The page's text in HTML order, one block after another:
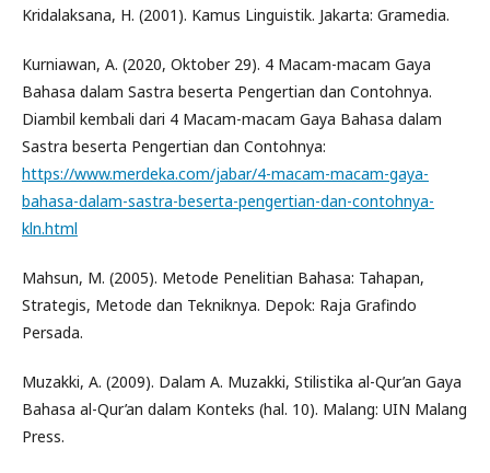
Kridalaksana, H. (2001). Kamus Linguistik. Jakarta: Gramedia.
Kurniawan, A. (2020, Oktober 29). 4 Macam-macam Gaya
Bahasa dalam Sastra beserta Pengertian dan Contohnya.
Diambil kembali dari 4 Macam-macam Gaya Bahasa dalam
Sastra beserta Pengertian dan Contohnya:
https://www.merdeka.com/jabar/4-macam-macam-gaya-
bahasa-dalam-sastra-beserta-pengertian-dan-contohnya-
kln.html
Mahsun, M. (2005). Metode Penelitian Bahasa: Tahapan,
Strategis, Metode dan Tekniknya. Depok: Raja Grafindo
Persada.
Muzakki, A. (2009). Dalam A. Muzakki, Stilistika al-Qur’an Gaya
Bahasa al-Qur’an dalam Konteks (hal. 10). Malang: UIN Malang
Press.